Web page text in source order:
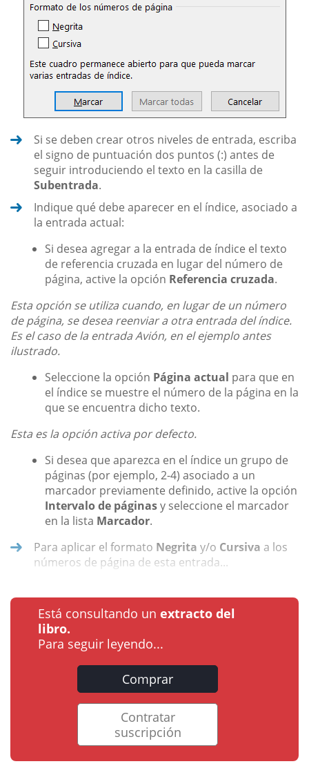
Si se deben crear otros niveles de entrada, escriba
el signo de puntuación dos puntos (:) antes de
seguir introduciendo el texto en la casilla de
Subentrada.
Indique qué debe aparecer en el índice, asociado a
la entrada actual:
Si desea agregar a la entrada de índice el texto
de referencia cruzada en lugar del número de
página, active la opción Referencia cruzada.
Esta opción se utiliza cuando, en lugar de un número
de página, se desea reenviar a otra entrada del índice.
Es el caso de la entrada Avión, en el ejemplo antes
ilustrado.
Seleccione la opción Página actual para que en
el índice se muestre el número de la página en la
que se encuentra dicho texto.
Esta es la opción activa por defecto.
Si desea que aparezca en el índice un grupo de
páginas (por ejemplo, 2-4) asociado a un
marcador previamente definido, active la opción
Intervalo de páginasy seleccione el marcador
en la lista Marcador.
Para aplicar el formato Negrita y/o Cursiva a los
números de página de esta entrada...
Está consultando un extracto del
libro.
Para seguir leyendo...
Comprar
Contratar
suscripción